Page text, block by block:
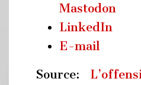
Mastodon
LinkedIn
E-mail
Source: